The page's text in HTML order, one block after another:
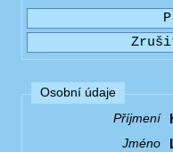
Osobní údaje
Příjmení
Jméno